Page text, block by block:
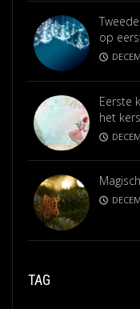
op
Eerste
het
TAG